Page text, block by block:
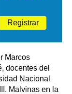
Registrar
Marcos
docentes del
Nacional
Malvinas en la